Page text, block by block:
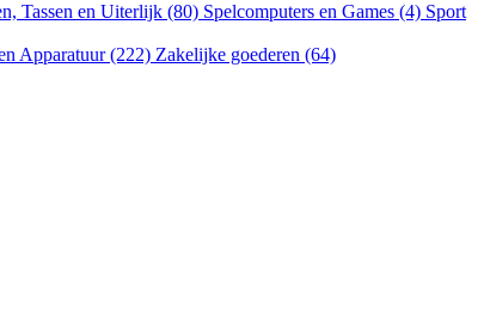
Tassen en Uiterlijk (80) Spelcomputers en Games (4) Sport
Apparatuur (222) Zakelijke goederen (64)